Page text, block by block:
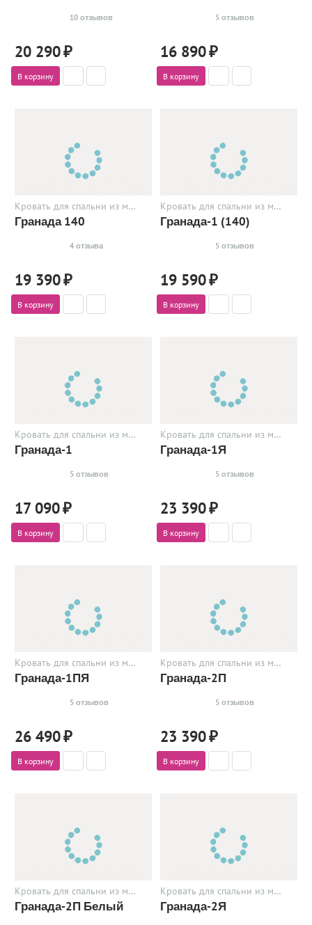
10 отзывов
20 290₽
В корзину
5 отзывов
16 890₽
В корзину
Кровать для спальни из металла
Гранада 140
4 отзыва
19 390₽
В корзину
Кровать для спальни из металла
Гранада-1 (140)
5 отзывов
19 590₽
В корзину
Кровать для спальни из металла
Гранада-1
5 отзывов
17 090₽
В корзину
Кровать для спальни из металла
Гранада-1Я
5 отзывов
23 390₽
В корзину
Кровать для спальни из металла
Гранада-1ПЯ
5 отзывов
26 490₽
В корзину
Кровать для спальни из металла
Гранада-2П
5 отзывов
23 390₽
В корзину
Кровать для спальни из металла
Гранада-2П Белый
Кровать для спальни из металла
Гранада-2Я